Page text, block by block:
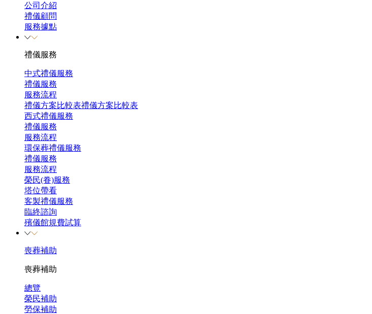
公司介紹
禮儀顧問
服務據點
禮儀服務
中式禮儀服務
禮儀服務
服務流程
禮儀方案比較表禮儀方案比較表
西式禮儀服務
禮儀服務
服務流程
環保葬禮儀服務
禮儀服務
服務流程
榮民(眷)服務
塔位帶看
客製禮儀服務
臨終諮詢
殯儀館規費試算
喪葬補助
喪葬補助
總覽
榮民補助
勞保補助